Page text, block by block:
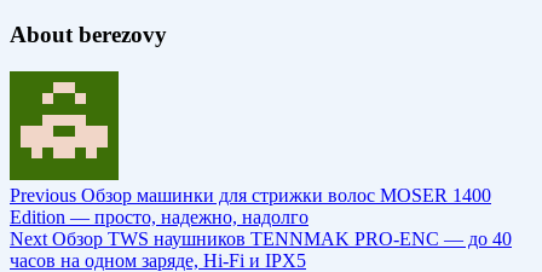
About berezovy
Previous Обзор машинки для стрижки волос MOSER 1400
Edition — просто, надежно, надолго
Next Обзор TWS наушников TENNMAK PRO-ENC — до 40
часов на одном заряде, Hi-Fi и IPX5